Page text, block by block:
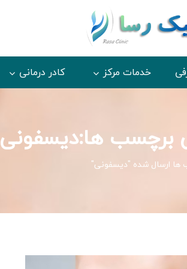
خدمات مرکز کادر درمانی
برچسب ها:دیسفونی
ها ارسال شده "دیسفونی"